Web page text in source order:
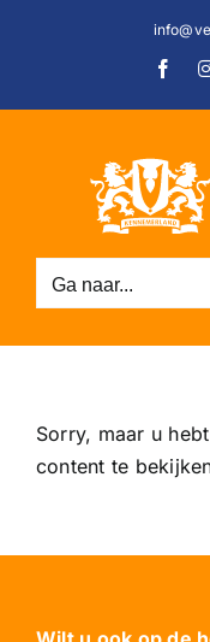
Ga naar...
Sorry, maar u
content te